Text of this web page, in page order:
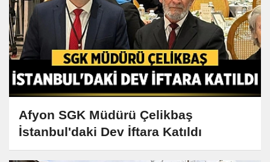
Afyon SGK Müdürü Çelikbaş
İstanbul'daki Dev İftara Katıldı